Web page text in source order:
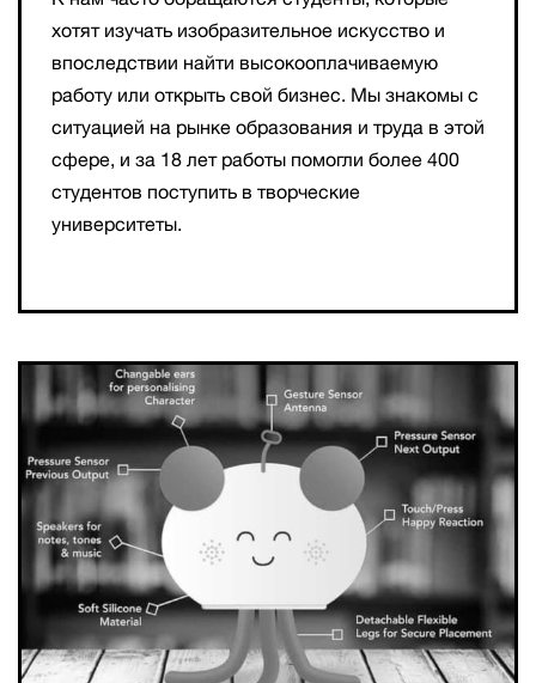
хотят изучать изобразительное искусство и
впоследствии найти высокооплачиваемую
работу или открыть свой бизнес. Мы знакомы с
ситуацией на рынке образования и труда в этой
сфере, и за 18 лет работы помогли более 400
студентов поступить в творческие
университеты.